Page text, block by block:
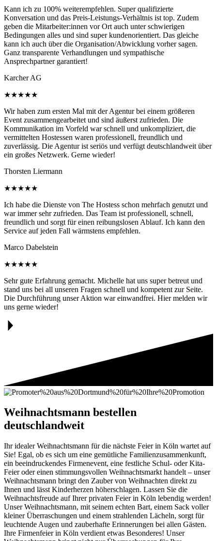
Kann ich zu 100% weiterempfehlen. Super qualifizierte
Konversation und das Preis-Leistungs-Verhältnis ist top. Zudem
geben die Mitarbeiter:innen vor Ort auch unter schwierigen
Bedingungen alles und sind super kundenorientiert. Das gleiche
kann ich auch über die Organisation/Abwicklung vorher sagen.
Ganz transparente Verhandlungen und sympathische
Ansprechpartner garantiert!
Karcher AG
★★★★★
Wir haben zum ersten Mal mit der Agentur bei einem größeren
Event zusammengearbeitet und sind äußerst zufrieden. Die
Kommunikation im Vorfeld war schnell und unkompliziert, die
vermittelten Hostessen waren professionell, freundlich und
zuverlässig. Die Agentur ist seriös und verfügt deutschlandweit über
ein großes Netzwerk. Gerne wieder!
Thorsten Liermann
★★★★★
Ich habe die Dienste von The Hostess schon mehrfach genutzt und
war immer sehr zufrieden. Das Team ist professionell, schnell,
freundlich und sorgt für einen reibungslosen Ablauf. Ich kann den
Service auf jeden Fall wärmstens empfehlen.
Marco Dabelstein
★★★★★
Sehr gute Erfahrung gemacht. Michelle hat uns super betreut und
stand uns bei all unseren Fragen schnell und kompetent zur Seite.
Die Durchführung unser Aktion war einwandfrei. Hier melden wir
uns gerne wieder!
Weihnachtsmann bestellen
deutschlandweit
Ihr idealer Weihnachtsmann für die nächste Feier in Köln wartet auf
Sie! Egal, ob es sich um eine gemütliche Familienzusammenkunft,
ein beeindruckendes Firmenevent, eine festliche Schul- oder Kita-
Feier oder einen stimmungsvollen Weihnachtsmarkt handelt – unser
Weihnachtsmann bringt den Zauber von Weihnachten direkt zu
Ihnen und lässt Kinderherzen höherschlagen. Lassen Sie die
Weihnachtsfreude auf Ihrer privaten Feier in Köln lebendig werden!
Unser Weihnachtsmann, mit seinem echten Bart, einem Sack voller
kleiner Überraschungen und einem strahlenden Lächeln, sorgt für
leuchtende Augen und zauberhafte Erinnerungen bei allen Gästen.
Ihre Firmenfeier in Köln verdient etwas Besonderes! Unser